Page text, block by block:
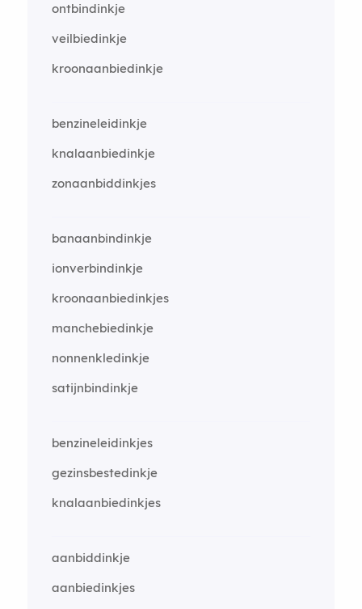
ontbindinkje
veilbiedinkje
kroonaanbiedinkje
benzineleidinkje
knalaanbiedinkje
zonaanbiddinkjes
banaanbindinkje
ionverbindinkje
kroonaanbiedinkjes
manchebiedinkje
nonnenkledinkje
satijnbindinkje
benzineleidinkjes
gezinsbestedinkje
knalaanbiedinkjes
aanbiddinkje
aanbiedinkjes